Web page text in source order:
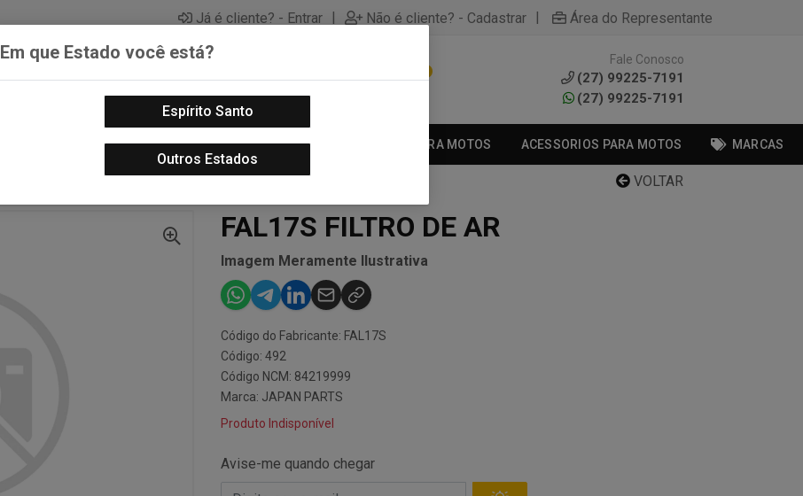
Já é cliente? - Entrar | Não é cliente? - Cadastrar | Área do Representante
Fale Conosco
(27) 99225-7191
(27) 99225-7191
PECAS AUTOMOTIVAS LUBRIFICANTES PARA MOTOS PECAS PARA MOTOS ACESSORIOS PARA MOTOS MARCAS
VOLTAR
FAL17S FILTRO DE AR
Imagem Meramente Ilustrativa
Código do Fabricante: FAL17S
Código: 492
Código NCM: 84219999
Marca: JAPAN PARTS
Produto Indisponível
Avise-me quando chegar
Em que Estado você está?
Espírito Santo
Outros Estados